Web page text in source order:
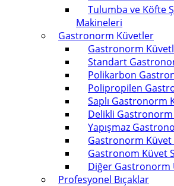
Tulumba ve Köfte
Makineleri
Gastronorm Küvetler
Gastronorm
Standart
Polikarbon
Polipropilen
Saplı Gastronorm
Delikli
Yapışmaz
Gastronorm Küvet
Gastronom Küvet
Diğer Gastronorm
Profesyonel Bıçaklar